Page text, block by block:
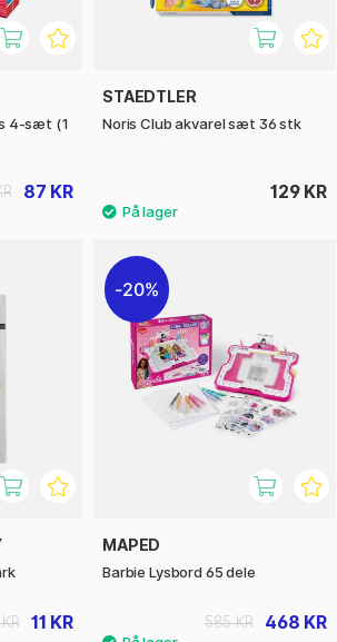
4-sæt (1
87 KR
STAEDTLER
Noris Club akvarel sæt 36 stk
129 KR
11 KR
20%
MAPED
Barbie Lysbord 65 dele
468 KR
585 KR